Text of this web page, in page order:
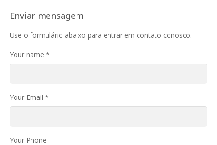
Enviar mensagem
Use o formulário abaixo para entrar em contato conosco.
Your name *
Your Email *
Your Phone